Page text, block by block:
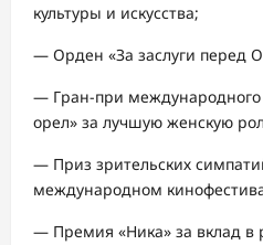
культуры и искусства;
— Орден «За заслуги перед
— Гран-при международного
орел» за лучшую женскую
— Приз зрительских
международном
— Премия «Ника» за вклад в